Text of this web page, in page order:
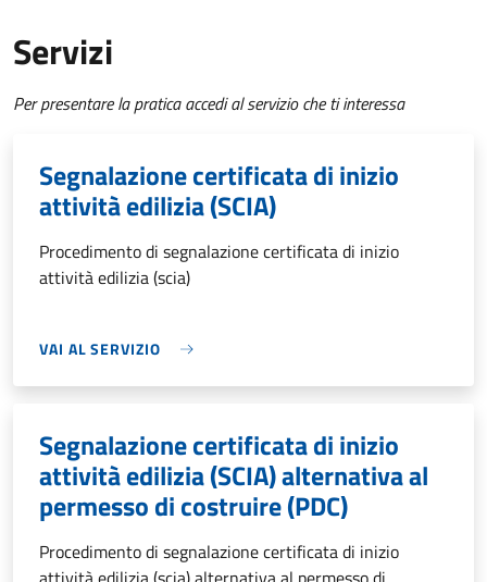
Servizi
Per presentare la pratica accedi al servizio che ti interessa
Segnalazione certificata di inizio
attività edilizia (SCIA)
Procedimento di segnalazione certificata di inizio
attività edilizia (scia)
VAI AL SERVIZIO
Segnalazione certificata di inizio
attività edilizia (SCIA) alternativa al
permesso di costruire (PDC)
Procedimento di segnalazione certificata di inizio